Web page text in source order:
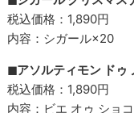
税込価格：1,890円
内容：シガール×20
◼︎アソルティモン ドゥ
税込価格：1,890円
内容：ビエ オゥ ショ